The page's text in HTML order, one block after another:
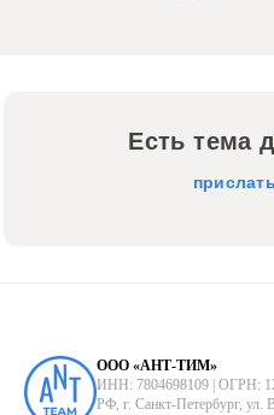
Есть тема
ООО «АНТ-ТИМ»
ИНН: 7804698109 | ОГРН:
РФ, г. Санкт-Петербург, ул.